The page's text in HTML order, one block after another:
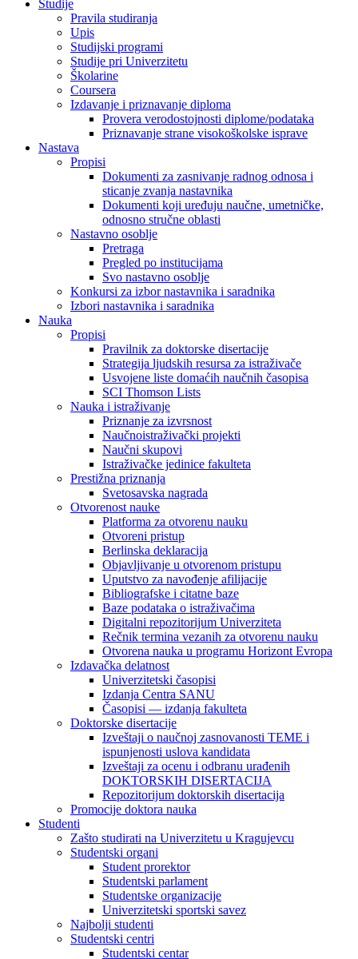
Studije
Pravila studiranja
Upis
Studijski programi
Studije pri Univerzitetu
Školarine
Coursera
Izdavanje i priznavanje diploma
Provera verodostojnosti diplome/podataka
Priznavanje strane visokoškolske isprave
Nastava
Propisi
Dokumenti za zasnivanje radnog odnosa i
sticanje zvanja nastavnika
Dokumenti koji uređuju naučne, umetničke,
odnosno stručne oblasti
Nastavno osoblje
Pretraga
Pregled po institucijama
Svo nastavno osoblje
Konkursi za izbor nastavnika i saradnika
Izbori nastavnika i saradnika
Nauka
Propisi
Pravilnik za doktorske disertacije
Strategija ljudskih resursa za istraživače
Usvojene liste domaćih naučnih časopisa
SCI Thomson Lists
Nauka i istraživanje
Priznanje za izvrsnost
Naučnoistraživački projekti
Naučni skupovi
Istraživačke jedinice fakulteta
Prestižna priznanja
Svetosavska nagrada
Otvorenost nauke
Platforma za otvorenu nauku
Otvoreni pristup
Berlinska deklaracija
Objavljivanje u otvorenom pristupu
Uputstvo za navođenje afilijacije
Bibliografske i citatne baze
Baze podataka o istraživačima
Digitalni repozitorijum Univerziteta
Rečnik termina vezanih za otvorenu nauku
Otvorena nauka u programu Horizont Evropa
Izdavačka delatnost
Univerzitetski časopisi
Izdanja Centra SANU
Časopisi — izdanja fakulteta
Doktorske disertacije
Izveštaji o naučnoj zasnovanosti TEME i
ispunjenosti uslova kandidata
Izveštaji za ocenu i odbranu urađenih
DOKTORSKIH DISERTACIJA
Repozitorijum doktorskih disertacija
Promocije doktora nauka
Studenti
Zašto studirati na Univerzitetu u Kragujevcu
Studentski organi
Student prorektor
Studentski parlament
Studentske organizacije
Univerzitetski sportski savez
Najbolji studenti
Studentski centri
Studentski centar